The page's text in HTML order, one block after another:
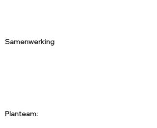
Samenwerking
Planteam: